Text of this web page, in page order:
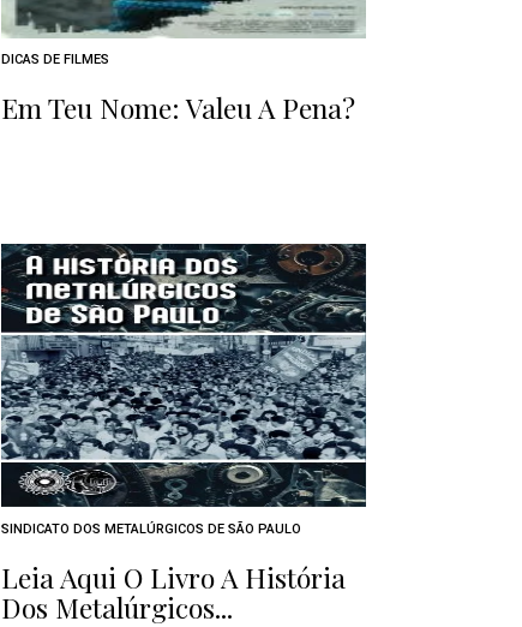
DICAS DE FILMES
Em Teu Nome: Valeu A Pena?
SINDICATO DOS METALÚRGICOS DE SÃO PAULO
Leia Aqui O Livro A História
Dos Metalúrgicos...